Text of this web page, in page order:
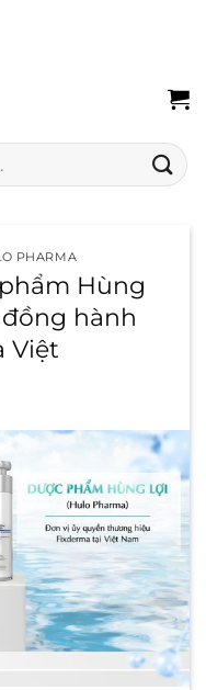
PHARMA
Hùng
hành
Việt